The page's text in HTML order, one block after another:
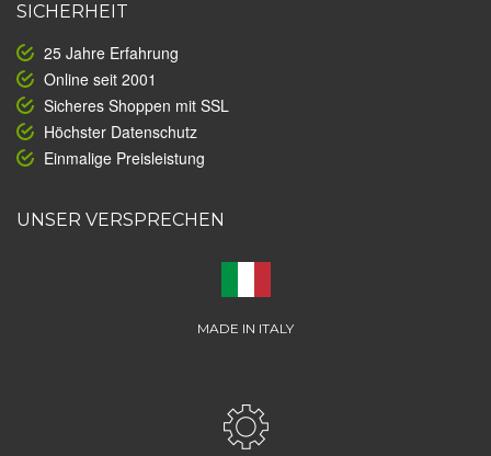
SICHERHEIT
25 Jahre Erfahrung
Online seit 2001
Sicheres Shoppen mit SSL
Höchster Datenschutz
Einmalige Preisleistung
UNSER VERSPRECHEN
MADE IN ITALY